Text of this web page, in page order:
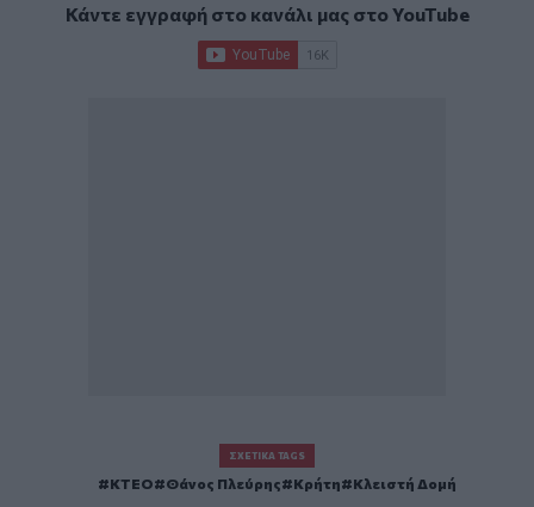
Κάντε εγγραφή στο κανάλι μας στοYouTube
ΣΧΕΤΙΚΆ TAGS
ΚΤΕΟ Θάνος Πλεύρης Κρήτη
Κλειστή Δομή